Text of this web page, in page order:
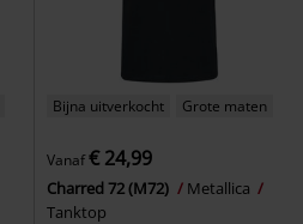
Bijna uitverkocht Grote maten
Vanaf€ 24,99
Charred 72 (M72)
Metallica
Tanktop